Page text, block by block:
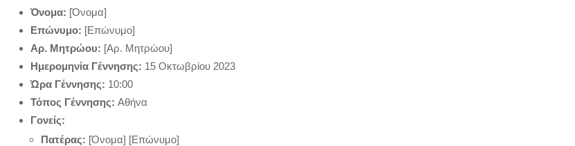
Όνομα: [Όνομα]
Επώνυμο: [Επώνυμο]
Αρ. Μητρώου: [Αρ. Μητρώου]
Ημερομηνία Γέννησης: 15 Οκτωβρίου 2023
Ώρα Γέννησης: 10:00
Τόπος Γέννησης: Αθήνα
Γονείς:
Πατέρας: [Όνομα] [Επώνυμο]